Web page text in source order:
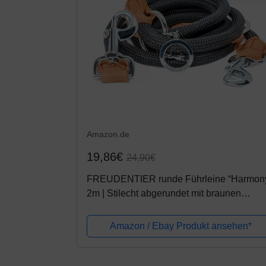
Amazon.de
19,86€ 24,90€
FREUDENTIER runde Führleine
2m | Stilecht abgerundet mit braunen
Hundeleine für mittelgroße & große Hunde
Amazon / Ebay Produkt ansehen*